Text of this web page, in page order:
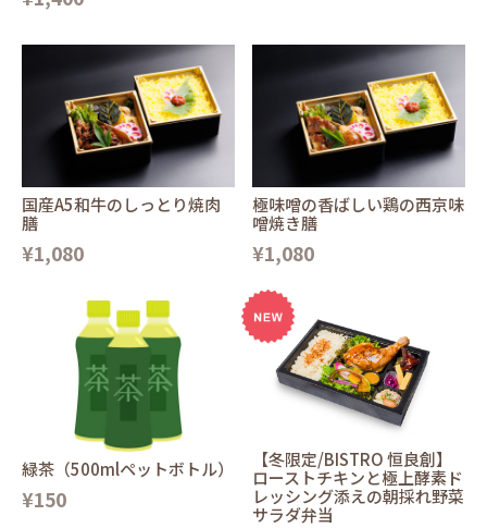
国産A5和牛のしっとり焼肉
膳
¥1,080
極味噌の香ばしい鶏の西京味
噌焼き膳
¥1,080
緑茶（500mlペットボトル）
¥150
【冬限定/BISTRO 恒良創】
ローストチキンと極上酵素ド
レッシング添えの朝採れ野菜
サラダ弁当